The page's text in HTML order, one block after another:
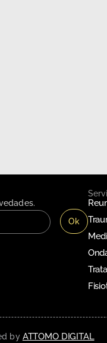
by ATTOMO DIGITAL